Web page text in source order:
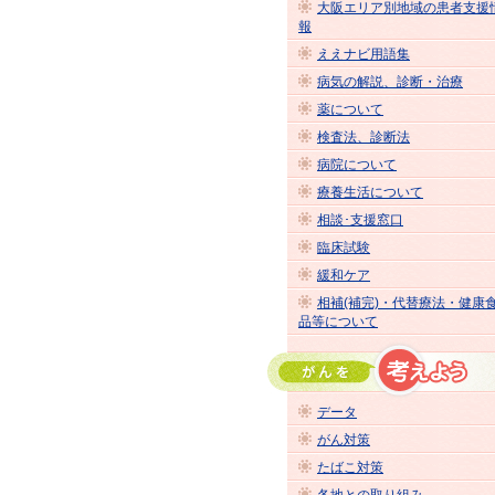
大阪エリア別地域の患者支援
報
ええナビ用語集
病気の解説、診断・治療
薬について
検査法、診断法
病院について
療養生活について
相談･支援窓口
臨床試験
緩和ケア
相補(補完)・代替療法・健康
品等について
データ
がん対策
たばこ対策